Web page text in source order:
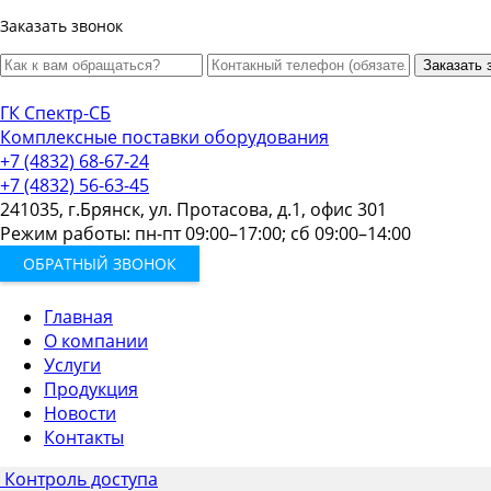
Заказать звонок
Заказать
ГК Спектр-СБ
Комплексные поставки оборудования
+7 (4832) 68-67-24
+7 (4832) 56-63-45
241035, г.Брянск, ул. Протасова, д.1, офис 301
Режим работы: пн-пт 09:00–17:00; сб 09:00–14:00
ОБРАТНЫЙ ЗВОНОК
Главная
О компании
Услуги
Продукция
Новости
Контакты
Контроль доступа